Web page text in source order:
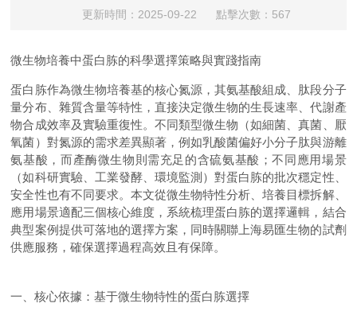
更新時間：2025-09-22 點擊次數：567
微生物培養中蛋白胨的科學選擇策略與實踐指南
蛋白胨作為微生物培養基的核心氮源，其氨基酸組成、肽段分子
量分布、雜質含量等特性，直接決定微生物的生長速率、代謝產
物合成效率及實驗重復性。不同類型微生物（如細菌、真菌、厭
氧菌）對氮源的需求差異顯著，例如乳酸菌偏好小分子肽與游離
氨基酸，而產酶微生物則需充足的含硫氨基酸；不同應用場景
（如科研實驗、工業發酵、環境監測）對蛋白胨的批次穩定性、
安全性也有不同要求。本文從微生物特性分析、培養目標拆解、
應用場景適配三個核心維度，系統梳理蛋白胨的選擇邏輯，結合
典型案例提供可落地的選擇方案，同時關聯上海易匯生物的試劑
供應服務，確保選擇過程高效且有保障。
一、核心依據：基于微生物特性的蛋白胨選擇